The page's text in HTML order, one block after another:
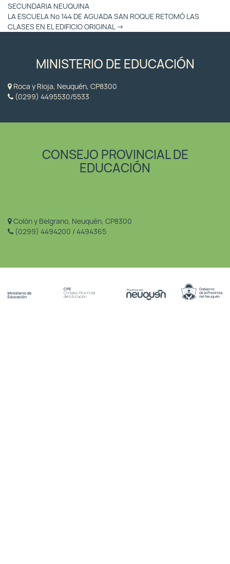
Entradas
SECUNDARIA NEUQUINA
LA ESCUELA Nº 144 DE AGUADA SAN ROQUE RETOMÓ LAS
CLASES EN EL EDIFICIO ORIGINAL →
MINISTERIO DE EDUCACIÓN
Roca y Rioja, Neuquén, CP8300
(0299) 4495530/5533
CONSEJO PROVINCIAL DE
EDUCACIÓN
Colón y Belgrano, Neuquén, CP8300
(0299) 4494200 / 4494365